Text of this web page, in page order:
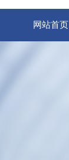
网站首页